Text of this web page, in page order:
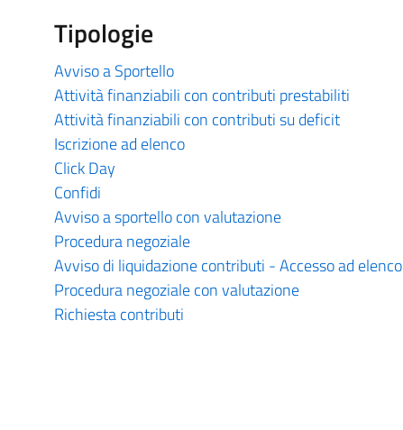
Tipologie
Avviso a Sportello
Attività finanziabili con contributi prestabiliti
Attività finanziabili con contributi su deficit
Iscrizione ad elenco
Click Day
Confidi
Avviso a sportello con valutazione
Procedura negoziale
Avviso di liquidazione contributi - Accesso ad elenco
Procedura negoziale con valutazione
Richiesta contributi